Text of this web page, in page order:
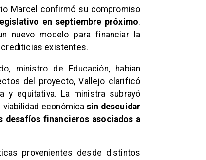
Marcel confirmó su compromiso
en septiembre próximo.
nuevo modelo para financiar la
existentes.
ministro de Educación, habían
del proyecto, Vallejo clarificó
y equitativa. La ministra subrayó
económica sin descuidar
desafíos financieros asociados a
provenientes desde distintos